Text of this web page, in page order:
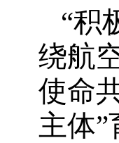
“积
绕航
使命
主体